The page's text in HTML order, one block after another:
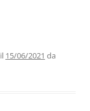
vi
il 15/06/2021 da